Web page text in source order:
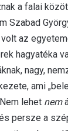
a falai
Szabad
az
hagyatéka
nagy,
ami
lehet nem
persze a